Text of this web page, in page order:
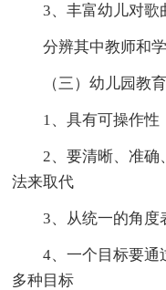
3、丰富幼儿对歌
分辨其中教师和
（三）幼儿园教
1、具有可操作性
2、要清晰、准确
法来取代
3、从统一的角度
4、一个目标要通
多种目标